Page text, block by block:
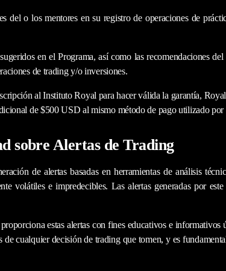
del o los mentores en su registro de operaciones de
en el Programa, así como las recomendaciones
de trading y/o inversiones.
al Instituto Royal para hacer válida la garantía,
de $500 USD al mismo método de pago utilizado
sobre Alertas de Trading
de alertas basadas en herramientas de análisis
volátiles e impredecibles. Las alertas generadas por
estas alertas con fines educativos e informativos
cualquier decisión de trading que tomen, y es